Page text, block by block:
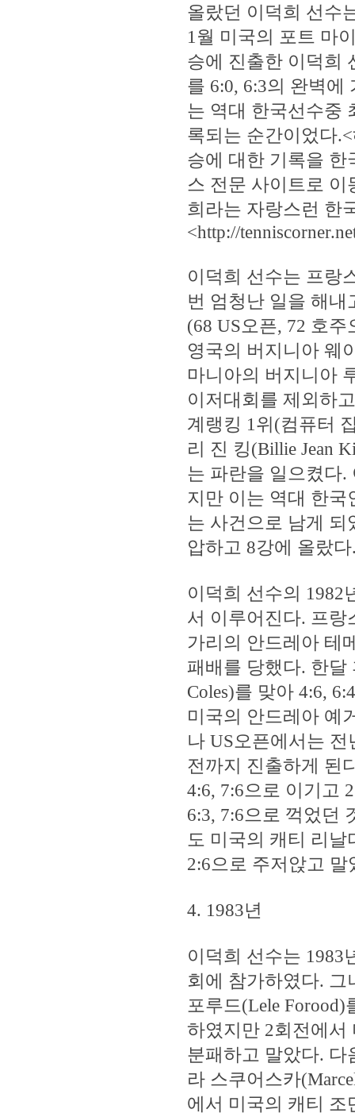
올랐던 이덕희 선수
1월 미국의 포트 마
승에 진출한 이덕희
를 6:0, 6:3의 완벽
는 역대 한국선수중
록되는 순간이었다
승에 대한 기록을 한
스 전문 사이트로 이
희라는 자랑스런 한
<http://
이덕희 선수는 프랑
번 엄청난 일을 해
(68 US오픈, 72 호
영국의 버지니아 웨
마니아의 버지니아
이저대회를 제외하
계랭킹 1위(컴퓨터
리 진 킹(Billie Jean
는 파란을 일으켰다.
지만 이는 역대 한
는 사건으로 남게 되
압하고 8강에 올랐
이덕희 선수의 1982
서 이루어진다. 프랑
가리의 안드레아 테
패배를 당했다. 한달
Coles)를 맞아 4:6,
미국의 안드레아 예
나 US오픈에서는
전까지 진출하게 된
4:6, 7:6으로 이기고
6:3, 7:6으로 꺽었던
도 미국의 캐티 리날
2:6으로 주저앉고 말
4. 1983년
이덕희 선수는 1983
회에 참가하였다.
포루드(Lele
하였지만 2회전에서
분패하고 말았다. 다
라 스쿠어스카
에서 미국의 캐티 조